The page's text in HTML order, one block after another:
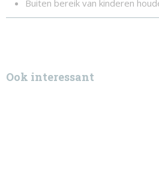
Buiten bereik van kinderen
Ook interessant